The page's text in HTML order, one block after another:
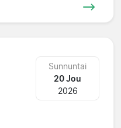
Sunnuntai
20 Jou
2026